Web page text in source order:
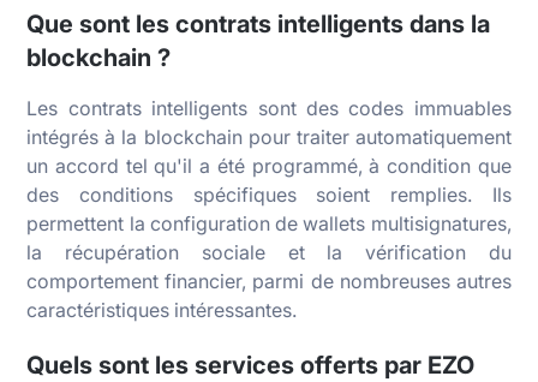
Que sont les contrats intelligents dans la
blockchain ?
Les contrats intelligents sont des codes immuables
intégrés à la blockchain pour traiter automatiquement
un accord tel qu'il a été programmé, à condition que
des conditions spécifiques soient remplies. Ils
permettent la configuration de wallets multisignatures,
la récupération sociale et la vérification du
comportement financier, parmi de nombreuses autres
caractéristiques intéressantes.
Quels sont les services offerts par EZO